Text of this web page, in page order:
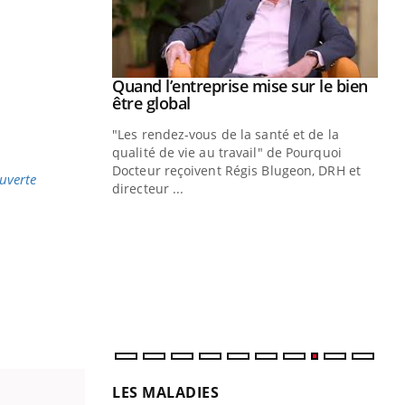
YoutubeYoutube
Quand l’entreprise mise sur le bien
être globalYoutube
"Les rendez-vous de la santé et de la
qualité de vie au travail" de Pourquoi
Docteur reçoivent Régis Blugeon, DRH et
directeur ...
LES MALADIES